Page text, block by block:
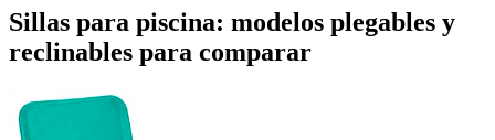
Sillas para piscina: modelos plegables y
reclinables para comparar